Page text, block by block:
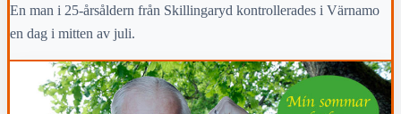
En man i 25-årsåldern från Skillingaryd kontrollerades i Värnamo
en dag i mitten av juli.